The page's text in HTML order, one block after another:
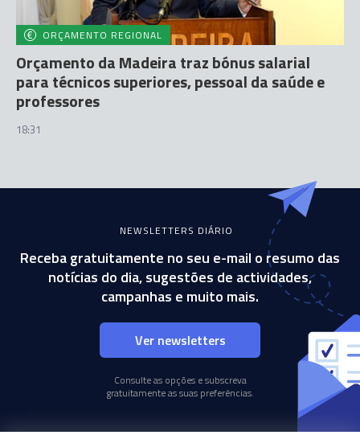
ORÇAMENTO REGIONAL
Orçamento da Madeira traz bónus salarial
para técnicos superiores, pessoal da saúde e
professores
18:31
NEWSLETTERS DIÁRIO
Receba gratuitamente no seu e-mail o resumo das
notícias do dia, sugestões de actividades,
campanhas e muito mais.
Ver newsletters
Consulte as opções e subscreva
gratuitamente as suas preferências.